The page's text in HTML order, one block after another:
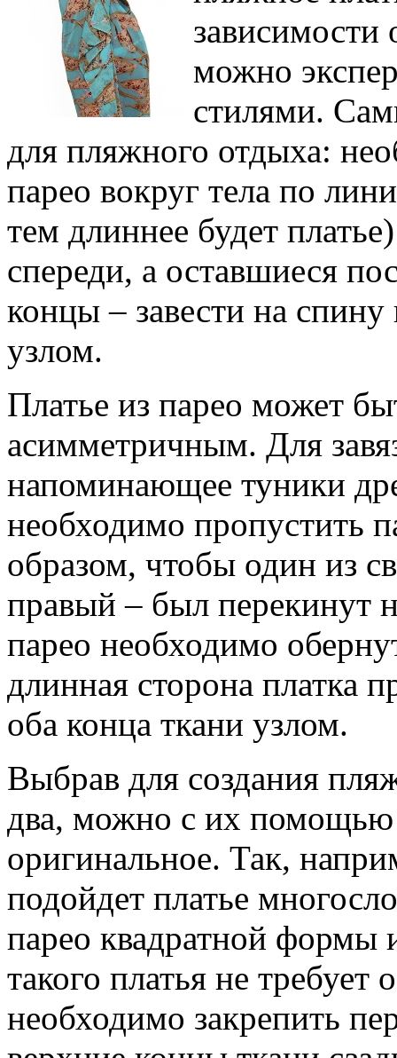
можно
стилями.
для пляжного отдыха:
парео вокруг тела по
тем длиннее будет
спереди, а оставшиеся
концы – завести на
узлом.
Платье из парео может
асимметричным. Для
напоминающее туники
необходимо пропустить
образом, чтобы один из
правый – был перекинут
парео необходимо
длинная сторона платка
оба конца ткани узлом.
Выбрав для создания
два, можно с их помощью
оригинальное. Так,
подойдет платье
парео квадратной формы
такого платья не
необходимо закрепить